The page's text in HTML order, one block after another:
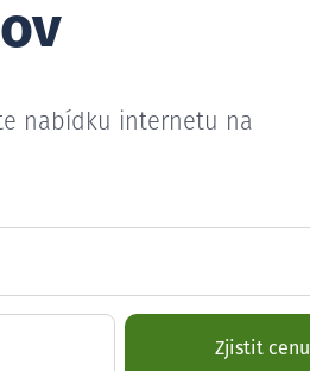
nabídku internetu na
Zjistit cenu